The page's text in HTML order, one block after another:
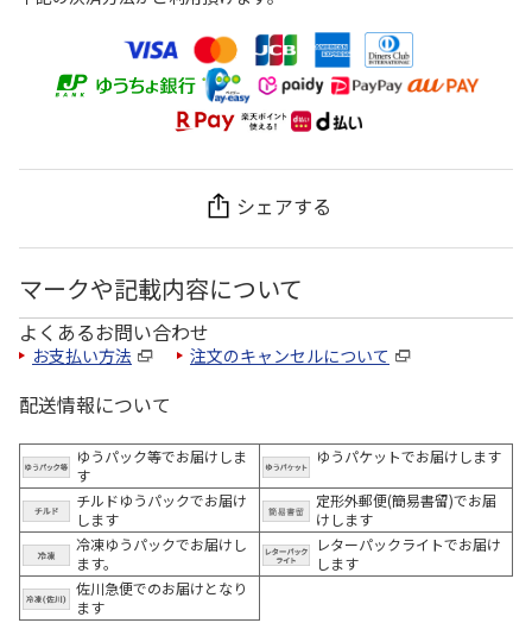
シェアする
マークや記載内容について
よくあるお問い合わせ
お支払い方法 注文のキャンセルについて
配送情報について
ゆうパック等でお届けしま
す
ゆうパケットでお届けします
チルドゆうパックでお届け
します
定形外郵便(簡易書留)でお届
けします
冷凍ゆうパックでお届けし
ます。
レターパックライトでお届け
します
佐川急便でのお届けとなり
ます